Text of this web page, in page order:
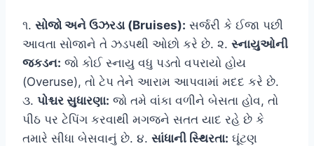
૧. સોજો અને ઉઝરડા (Bruises): સર્જરી કે ઈજા પછી
આવતા સોજાને તે ઝડપથી ઓછો કરે છે. ૨. સ્નાયુઓની
જકડન: જો કોઈ સ્નાયુ વધુ પડતો વપરાયો હોય
(Overuse), તો ટેપ તેને આરામ આપવામાં મદદ કરે છે.
૩. પોશ્ચર સુધારણા: જો તમે વાંકા વળીને બેસતા હોવ, તો
પીઠ પર ટેપિંગ કરવાથી મગજને સતત યાદ રહે છે કે
તમારે સીધા બેસવાનું છે. ૪. સાંધાની સ્થિરતા: ઘૂંટણ